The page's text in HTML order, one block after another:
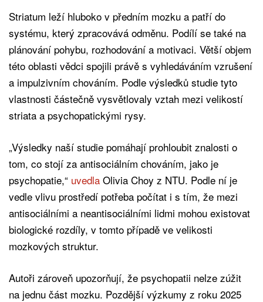
Striatum leží hluboko v předním mozku a patří do
systému, který zpracovává odměnu. Podílí se také na
plánování pohybu, rozhodování a motivaci. Větší objem
této oblasti vědci spojili právě s vyhledáváním vzrušení
a impulzivním chováním. Podle výsledků studie tyto
vlastnosti částečně vysvětlovaly vztah mezi velikostí
striata a psychopatickými rysy.
„Výsledky naší studie pomáhají prohloubit znalosti o
tom, co stojí za antisociálním chováním, jako je
psychopatie,“ uvedla Olivia Choy z NTU. Podle ní je
vedle vlivu prostředí potřeba počítat i s tím, že mezi
antisociálními a neantisociálními lidmi mohou existovat
biologické rozdíly, v tomto případě ve velikosti
mozkových struktur.
Autoři zároveň upozorňují, že psychopatii nelze zúžit
na jednu část mozku. Pozdější výzkumy z roku 2025